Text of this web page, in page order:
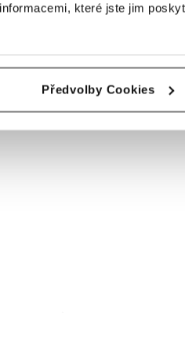
které jste jim
Předvolby Cookies